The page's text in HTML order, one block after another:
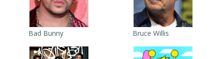
Bad Bunny Bruce Willis